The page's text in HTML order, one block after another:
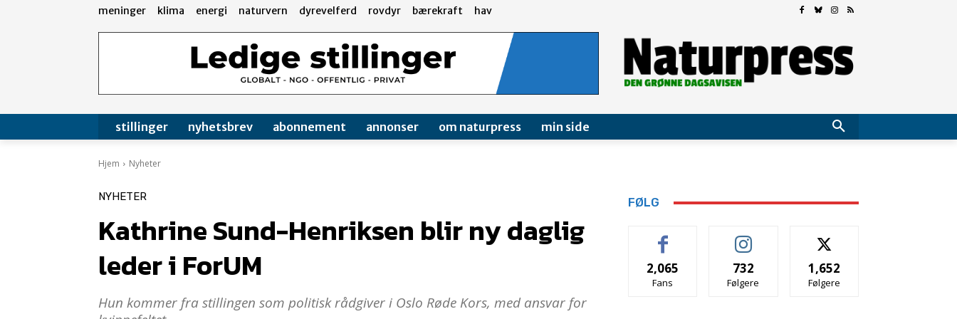
meninger klima energi naturvern dyrevelferd rovdyr bærekraft hav
stillinger nyhetsbrev abonnement annonser om naturpress min side
Hjem Nyheter
NYHETER
Kathrine Sund-Henriksen blir ny daglig
leder i ForUM
Hun kommer fra stillingen som politisk rådgiver i Oslo Røde Kors, med ansvar for
FØLG
2,065
Fans
732
Følgere
1,652
Følgere